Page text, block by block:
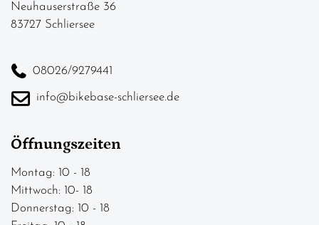
Neuhauserstraße 36
83727 Schliersee
08026/9279441
info@bikebase-schliersee.de
Öffnungszeiten
Montag: 10 - 18
Mittwoch: 10- 18
Donnerstag: 10 - 18